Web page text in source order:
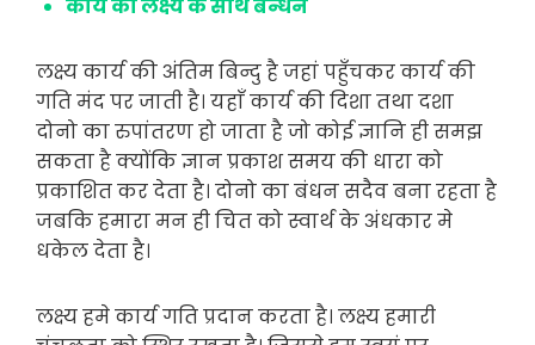
कार्य का लक्ष्य के साथ बन्धन
लक्ष्य कार्य की अंतिम बिन्दु है जहां पहुँचकर कार्य की
गति मंद पर जाती है। यहाँ कार्य की दिशा तथा दशा
दोनो का रुपांतरण हो जाता है जो कोई ज्ञानि ही समझ
सकता है क्योंकि ज्ञान प्रकाश समय की धारा को
प्रकाशित कर देता है। दोनो का बंधन सदैव बना रहता है
जबकि हमारा मन ही चित को स्वार्थ के अंधकार मे
धकेल देता है।
लक्ष्य हमे कार्य गति प्रदान करता है। लक्ष्य हमारी